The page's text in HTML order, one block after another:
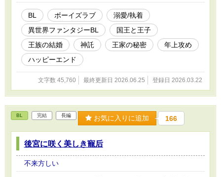
年を追いかけた。 途中、少年は大穴へと落ちて
しまい、一度心臓が止まってしまう。 ディミト
リスは心臓をまとうエネルギーの半分を彼へ渡
し、なんとかもう一度生きる道を与えることが
できたが、エネルギーと共に神力も彼へ渡すこ
とになってしまい、少年が運命の相手と決定づ
けることになった。 成人を迎える前に少年をも
らい受ける約束をするが、彼が攫われたと一報
が入る。 数年間捜し続けた結果、辺境の地にあ
るフティス王国で、舞いと歌により占いを必中
はかろうじて動いているが、早急に共鳴しなけ
ればならないほど弱っていた。 ディミトリスは
ャが運命の人だと証明しようとする。だがイー
リャは無理やり行った儀式に、頑なに心を開か
ない」と意地を張るイーリャに、ディミトリス
BL ボーイズラブ
溺愛/執着
異世界ファンタジーBL
国王と王子
王族の結婚
神託 王家の秘密
年上攻め
ハッピーエンド
文字数 45,760 最終更新日 2026.06.25 登録日 2026.03.22
BL 完結 長編 お気に入りに追加 166
後宮に咲く美しき寵后
不来方しい